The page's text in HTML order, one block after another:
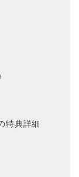
特典詳細